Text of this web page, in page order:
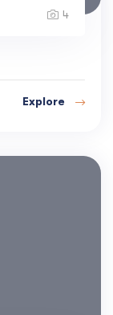
4
Explore